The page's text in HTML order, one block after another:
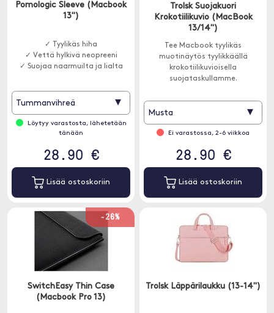
Pomologic Sleeve (Macbook
13")
✓ Tyylikäs hiha
✓ Vettä hylkivä neopreeni
✓ Suojaa naarmuilta ja lialta
Tummanvihreä ▾
Löytyy varastosta, lähetetään
tänään
28.90 €
Lisää ostoskoriin
Trolsk Suojakuori
Krokotiilikuvio (MacBook
13/14")
Tee Macbook tyylikäs
muotinäytös tyylikkäällä
krokotiilikuvioisella
suojataskullamme.
Musta ▾
Ei varastossa, 2-6 viikkoa
28.90 €
Lisää ostoskoriin
-26%
SwitchEasy Thin Case
(Macbook Pro 13)
Trolsk Läppärilaukku (13-14")